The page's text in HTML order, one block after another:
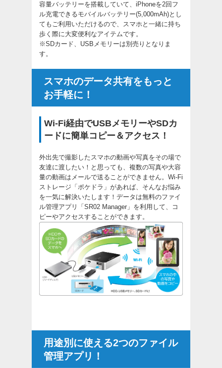
容量バッテリーを搭載していて、iPhoneを2回フ
ル充電できるモバイルバッテリー(5,000mAh)とし
てもご利用いただけるので、スマホと一緒に持ち
歩く際に大変便利なアイテムです。
※SDカード、USBメモリーは別売りとなりま
す。
スマホのデータ共有をもっと
お手軽に！
Wi-Fi経由でUSBメモリーやSDカ
ードに簡単コピー＆アクセス！
外出先で撮影したスマホの動画や写真をその場で
友達に渡したい！と思っても、複数の写真や大容
量の動画はメールで送ることができません。Wi-Fi
ストレージ「ポケドラ」があれば、そんなお悩み
を一気に解決いたします！データは無料のファイ
ル管理アプリ「SR02 Manager」を利用して、コ
ピーやアクセスすることができます。
用途別に使える2つのファイル
管理アプリ！